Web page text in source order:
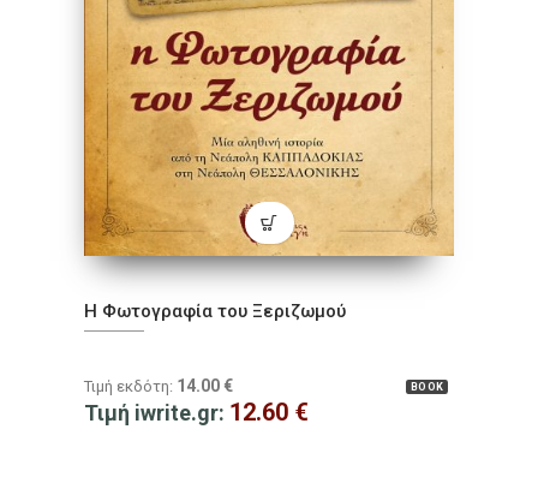
Η Φωτογραφία του Ξεριζωμού
BOOK
Τιμή εκδότη: 14.00 €
Τιμή iwrite.gr: 12.60 €